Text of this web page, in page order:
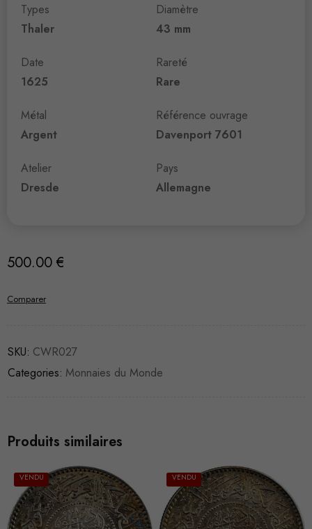
Types
Thaler
Date
1625
Métal
Argent
Atelier
Dresde
Diamètre
43 mm
Rareté
Rare
Référence ouvrage
Davenport 7601
Pays
Allemagne
500.00 €
Comparer
SKU: CWR027
Categories: Monnaies du Monde
Produits similaires
VENDU VENDU